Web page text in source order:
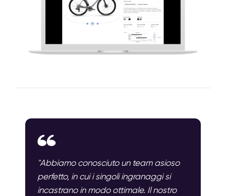
"Abbiamo conosciuto un team asioso
perfetto, in cui i singoli ingranaggi si
incastrano in modo ottimale. Il nostro